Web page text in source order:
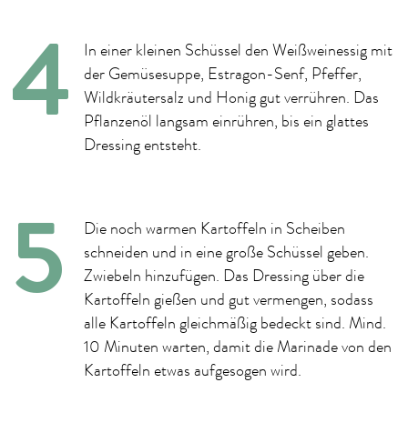
In einer kleinen Schüssel den Weißweinessig mit
der Gemüsesuppe, Estragon-Senf, Pfeffer,
Wildkräutersalz und Honig gut verrühren. Das
Pflanzenöl langsam einrühren, bis ein glattes
Dressing entsteht.
Die noch warmen Kartoffeln in Scheiben
schneiden und in eine große Schüssel geben.
Zwiebeln hinzufügen. Das Dressing über die
Kartoffeln gießen und gut vermengen, sodass
alle Kartoffeln gleichmäßig bedeckt sind. Mind.
10 Minuten warten, damit die Marinade von den
Kartoffeln etwas aufgesogen wird.